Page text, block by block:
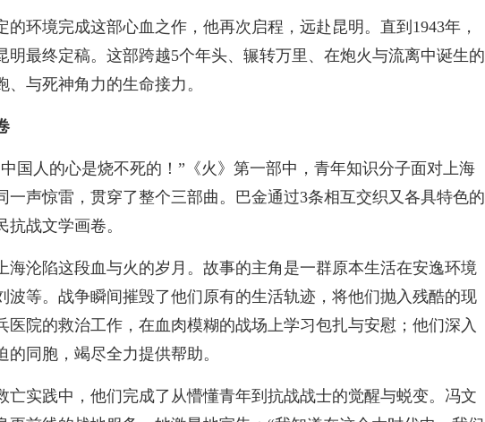
环境完成这部心血之作，他再次启程，远赴昆明。直到1943年，
明最终定稿。这部跨越5个年头、辗转万里、在炮火与流离中诞生的
与死神角力的生命接力。
国人的心是烧不死的！”《火》第一部中，青年知识分子面对上海
一声惊雷，贯穿了整个三部曲。巴金通过3条相互交织又各具特色的
战文学画卷。
海沦陷这段血与火的岁月。故事的主角是一群原本生活在安逸环境
波等。战争瞬间摧毁了他们原有的生活轨迹，将他们抛入残酷的现
院的救治工作，在血肉模糊的战场上学习包扎与安慰；他们深入
同胞，竭尽全力提供帮助。
亡实践中，他们完成了从懵懂青年到抗战战士的觉醒与蜕变。冯文